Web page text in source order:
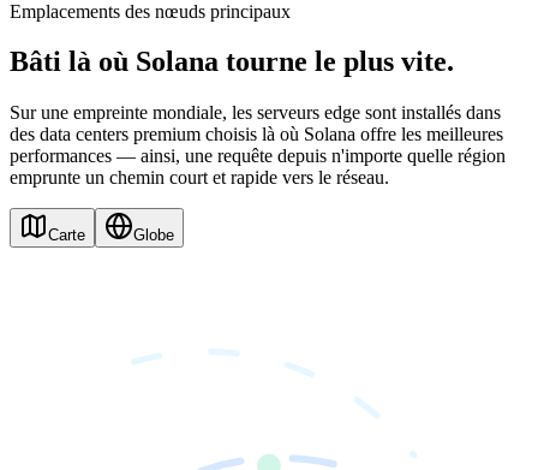
Emplacements des nœuds principaux
Bâti là où Solana tourne le plus vite.
Sur une empreinte mondiale, les serveurs edge sont installés dans
des data centers premium choisis là où Solana offre les meilleures
performances — ainsi, une requête depuis n'importe quelle région
emprunte un chemin court et rapide vers le réseau.
Carte Globe